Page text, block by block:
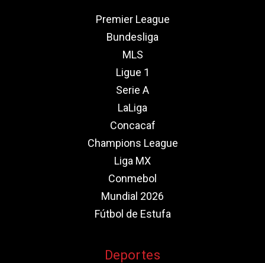
Premier League
Bundesliga
MLS
Ligue 1
Serie A
LaLiga
Concacaf
Champions League
Liga MX
Conmebol
Mundial 2026
Fútbol de Estufa
Deportes